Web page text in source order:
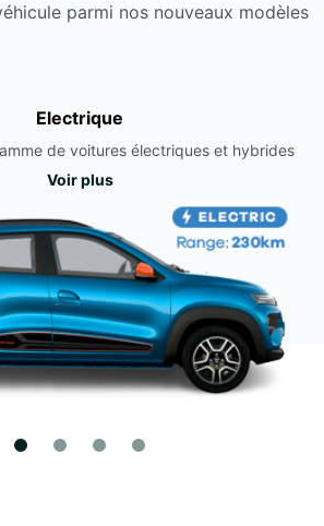
parmi nos nouveaux modèles
Electrique
de voitures électriques et hybrides
Voir plus